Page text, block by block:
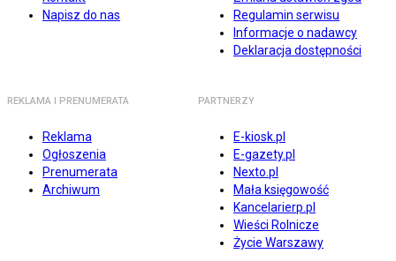
Napisz do nas
Regulamin serwisu
Informacje o nadawcy
Deklaracja dostępności
REKLAMA I PRENUMERATA
Reklama
Ogłoszenia
Prenumerata
Archiwum
PARTNERZY
E-kiosk.pl
E-gazety.pl
Nexto.pl
Mała księgowość
Kancelarierp.pl
Wieści Rolnicze
Życie Warszawy